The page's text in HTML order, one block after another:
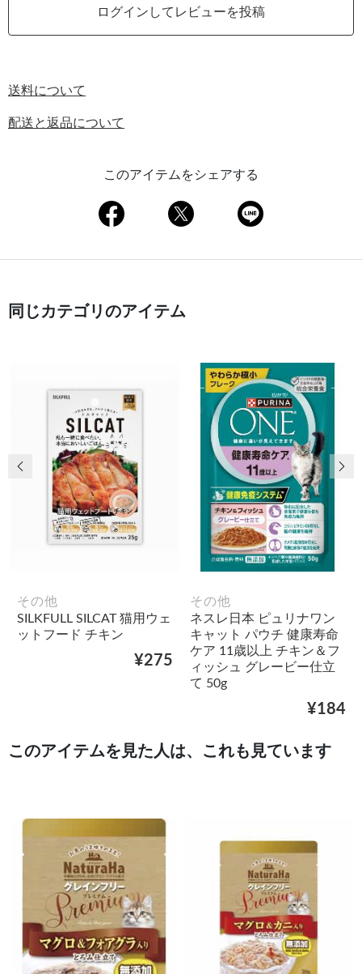
ログインしてレビューを投稿
送料について
配送と返品について
このアイテムをシェアする
同じカテゴリのアイテム
その他
SILKFULL SILCAT 猫用ウェ
ットフード チキン
¥275
その他
ネスレ日本 ピュリナワン
キャット パウチ 健康寿命
ケア 11歳以上 チキン＆フ
ィッシュ グレービー仕立
て 50g
¥184
前の画像 次
このアイテムを見た人は、これも見ています